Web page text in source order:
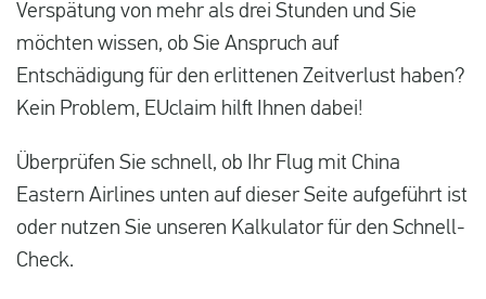
Verspätung von mehr als drei Stunden und Sie
möchten wissen, ob Sie Anspruch auf
Entschädigung für den erlittenen Zeitverlust haben?
Kein Problem, EUclaim hilft Ihnen dabei!
Überprüfen Sie schnell, ob Ihr Flug mit China
Eastern Airlines unten auf dieser Seite aufgeführt ist
oder nutzen Sie unseren Kalkulator für den Schnell-
Check.